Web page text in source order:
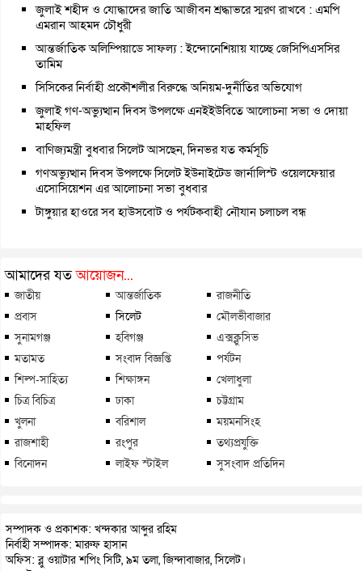
জুলাই শহীদ ও যোদ্ধাদের জাতি আজীবন শ্রদ্ধাভরে স্মরণ রাখবে : এমপি
এমরান আহমদ চৌধুরী
আন্তর্জাতিক অলিম্পিয়াডে সাফল্য : ইন্দোনেশিয়ায় যাচ্ছে জেসিপিএসসির
তামিম
সিসিকের নির্বাহী প্রকৌশলীর বিরুদ্ধে অনিয়ম-দুর্নীতির অভিযোগ
জুলাই গণ-অভ্যুত্থান দিবস উপলক্ষে এনইইউবিতে আলোচনা সভা ও দোয়া
মাহফিল
বাণিজ্যমন্ত্রী বুধবার সিলেট আসছেন, দিনভর যত কর্মসূচি
গণঅভ্যুত্থান দিবস উপলক্ষে সিলেট ইউনাইটেড জার্নালিস্ট ওয়েলফেয়ার
এসোসিয়েশন এর আলোচনা সভা বুধবার
টাঙ্গুয়ার হাওরে সব হাউসবোট ও পর্যটকবাহী নৌযান চলাচল বন্ধ
আমাদের যতআয়োজন...
জাতীয় আন্তর্জাতিক
রাজনীতি
প্রবাস
সিলেট
মৌলভীবাজার
সুনামগঞ্জ
হবিগঞ্জ
এক্সক্লুসিভ
মতামত
সংবাদ বিজ্ঞপ্তি
পর্যটন
শিল্প-সাহিত্য
শিক্ষাঙ্গন
খেলাধুলা
চিত্র বিচিত্র
ঢাকা
চট্টগ্রাম
খুলনা
বরিশাল
ময়মনসিংহ
রাজশাহী
রংপুর
তথ্যপ্রযুক্তি
বিনোদন
লাইফ স্টাইল সুসংবাদ প্রতিদিন
সম্পাদক ও প্রকাশক: খন্দকার আব্দুর রহিম
নির্বাহী সম্পাদক: মারুফ হাসান
অফিস: ব্লু ওয়াটার শপিং সিটি, ৯ম তলা, জিন্দাবাজার, সিলেট।